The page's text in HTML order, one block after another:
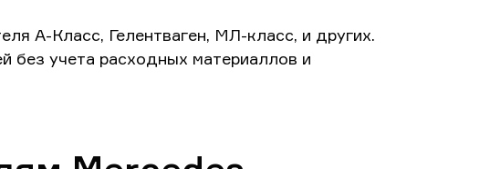
А-Класс, Гелентваген, МЛ-класс, и других.
без учета расходных материаллов и